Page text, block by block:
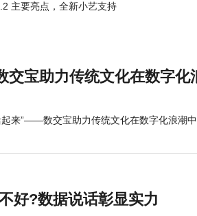
主要亮点，全新小艺支持
宝助力传统文化在数字化
起来”——数交宝助力传统文化在数字化浪潮
好?数据说话彰显实力